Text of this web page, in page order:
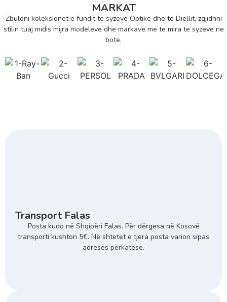
MARKAT
Zbuloni koleksionet e fundit te syzeve Optike dhe te Diellit, zgjidhni
stilin tuaj midis mijra modeleve dhe markave me te mira te syzeve ne
bote.
Transport Falas
Posta kudo në Shqipëri Falas. Për dërgesa në Kosovë
transporti kushton 5€. Në shtetet e tjera posta varion sipas
adresës përkatëse.